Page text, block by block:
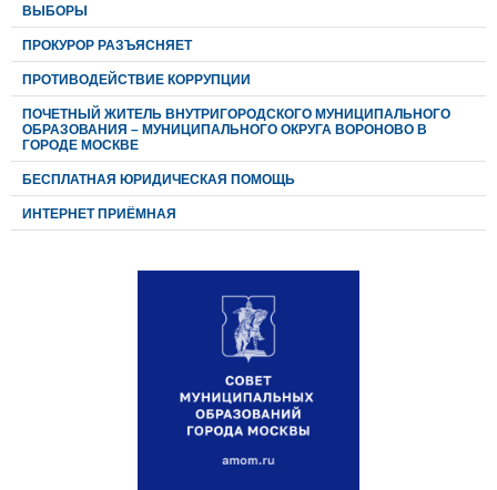
ВЫБОРЫ
ПРОКУРОР РАЗЪЯСНЯЕТ
ПРОТИВОДЕЙСТВИЕ КОРРУПЦИИ
ПОЧЕТНЫЙ ЖИТЕЛЬ ВНУТРИГОРОДСКОГО МУНИЦИПАЛЬНОГО
ОБРАЗОВАНИЯ – МУНИЦИПАЛЬНОГО ОКРУГА ВОРОНОВО В
ГОРОДЕ МОСКВЕ
БЕСПЛАТНАЯ ЮРИДИЧЕСКАЯ ПОМОЩЬ
ИНТЕРНЕТ ПРИЁМНАЯ